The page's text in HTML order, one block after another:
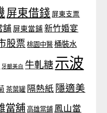
屏東借錢 屏東支票
舖 屏東當鋪 新竹婚宴
股票 桃園中醫 桶裝水
牙齦美白 牛軋糖示波
茶葉罐 隔熱紙 隱適美
當舖 高雄當鋪 鳳山當